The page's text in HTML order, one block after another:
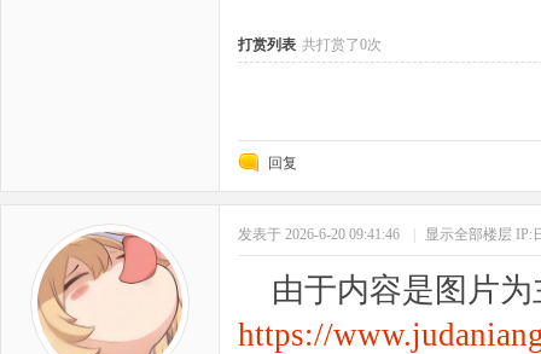
打赏列表 共打赏了0次
回复
发表于 2026-6-20 09:41:46 显示全部楼层 IP:
由于内容是图片
https://